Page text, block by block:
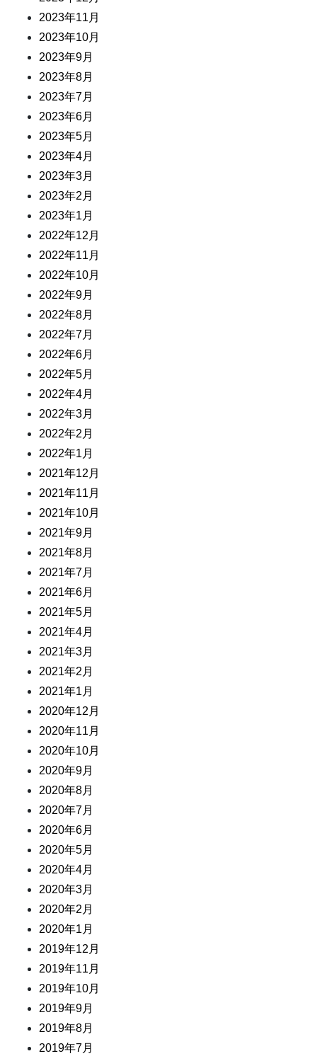
2023年11月
2023年10月
2023年9月
2023年8月
2023年7月
2023年6月
2023年5月
2023年4月
2023年3月
2023年2月
2023年1月
2022年12月
2022年11月
2022年10月
2022年9月
2022年8月
2022年7月
2022年6月
2022年5月
2022年4月
2022年3月
2022年2月
2022年1月
2021年12月
2021年11月
2021年10月
2021年9月
2021年8月
2021年7月
2021年6月
2021年5月
2021年4月
2021年3月
2021年2月
2021年1月
2020年12月
2020年11月
2020年10月
2020年9月
2020年8月
2020年7月
2020年6月
2020年5月
2020年4月
2020年3月
2020年2月
2020年1月
2019年12月
2019年11月
2019年10月
2019年9月
2019年8月
2019年7月